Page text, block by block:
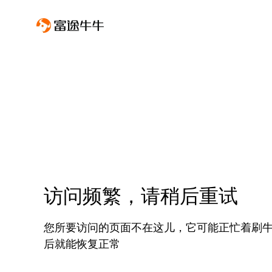
访问频繁，请稍后重试
您所要访问的页面不在这儿，它可能正忙着刷
后就能恢复正常